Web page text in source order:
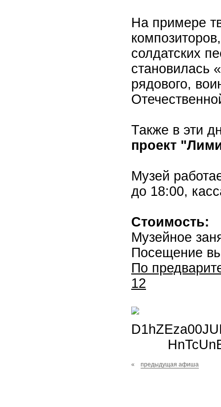
На примере
солдатских
становилась
рядового,
Также в эти
проект
Музей
до 18:00,
Стоимость:
Музейное
Посещение
По
12
« предыдущая афиша